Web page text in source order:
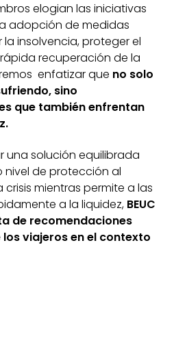
elogian las iniciativas
adopción de medidas
insolvencia, proteger el
recuperación de la
enfatizar que no solo
sino
que también enfrentan
una solución equilibrada
de protección al
mientras permite a las
a la liquidez, BEUC
de recomendaciones
viajeros en el contexto